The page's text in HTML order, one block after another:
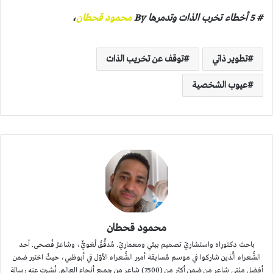
# 5 أخطاء تخرب الذات وتدمرها By محمود قحطان،
تطوير ذاتي توقف عن تخريب الذات
عيوب الشخصية
محمود قحطان
باحث دكتوراه واستشاريّ تصميم بيئي ومعماريّ. مُدقِّقٌ لُغويٌّ، وشاعرُ فُصحى. أحد
الشُّعراء الَّذين شاركوا في موسم مُسابقة أمير الشُّعراء الأوّل في أبوظبي، حيثُ اختير ضمن
أفضل مئتي شاعر من ضمن أكثر من (7500) شاعرٍ من جميع أنحاء العالم. نُشِرت عنه رسالة